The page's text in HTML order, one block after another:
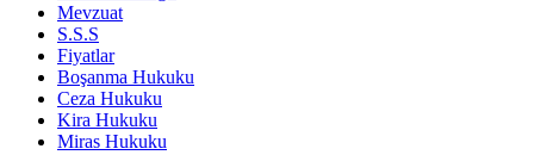
Mevzuat
S.S.S
Fiyatlar
Boşanma Hukuku
Ceza Hukuku
Kira Hukuku
Miras Hukuku